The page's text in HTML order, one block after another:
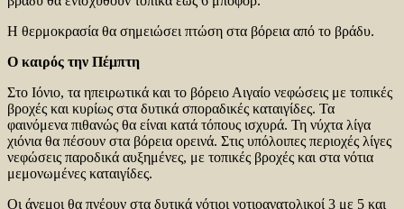
Η θερμοκρασία θα σημειώσει πτώση στα βόρεια από το βράδυ.
Ο καιρός την Πέμπτη
Στο Ιόνιο, τα ηπειρωτικά και το βόρειο Αιγαίο νεφώσεις με τοπικές
βροχές και κυρίως στα δυτικά σποραδικές καταιγίδες. Τα
φαινόμενα πιθανώς θα είναι κατά τόπους ισχυρά. Τη νύχτα λίγα
χιόνια θα πέσουν στα βόρεια ορεινά. Στις υπόλοιπες περιοχές λίγες
νεφώσεις παροδικά αυξημένες, με τοπικές βροχές και στα νότια
μεμονωμένες καταιγίδες.
Οι άνεμοι θα πνέουν στα δυτικά νότιοι νοτιοανατολικοί 3 με 5 και